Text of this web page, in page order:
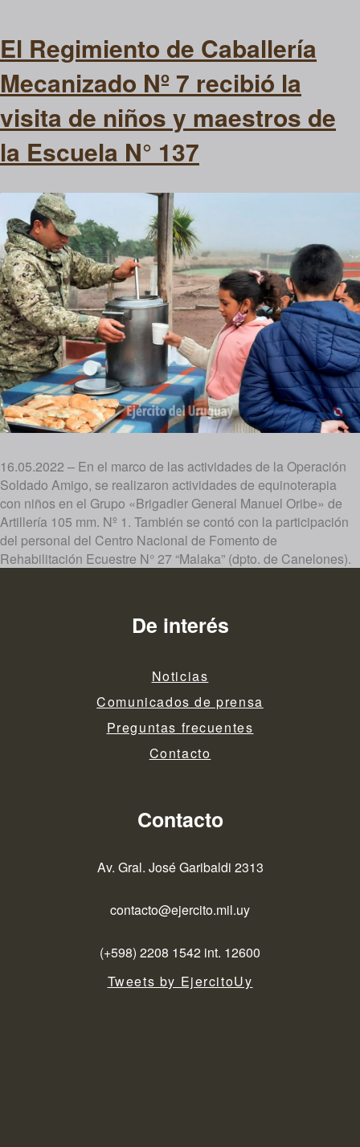
El Regimiento de Caballería
Mecanizado Nº 7 recibió la
visita de niños y maestros de
la Escuela N° 137
16.05.2022 – En el marco de las actividades de la Operación
Soldado Amigo, se realizaron actividades de equinoterapia
con niños en el Grupo «Brigadier General Manuel Oribe» de
Artillería 105 mm. Nº 1. También se contó con la participación
del personal del Centro Nacional de Fomento de
Rehabilitación Ecuestre N° 27 “Malaka” (dpto. de Canelones).
De interés
Noticias
Comunicados de prensa
Preguntas frecuentes
Contacto
Contacto
Av. Gral. José Garibaldi 2313
contacto@ejercito.mil.uy
(+598) 2208 1542 int. 12600
Tweets by EjercitoUy